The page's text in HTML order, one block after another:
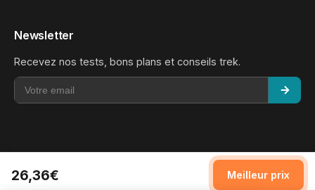
26,36€ Meilleur prix
Newsletter
Recevez nos tests, bons plans et conseils trek.
© 2026 Tibison. Tous droits réservés.